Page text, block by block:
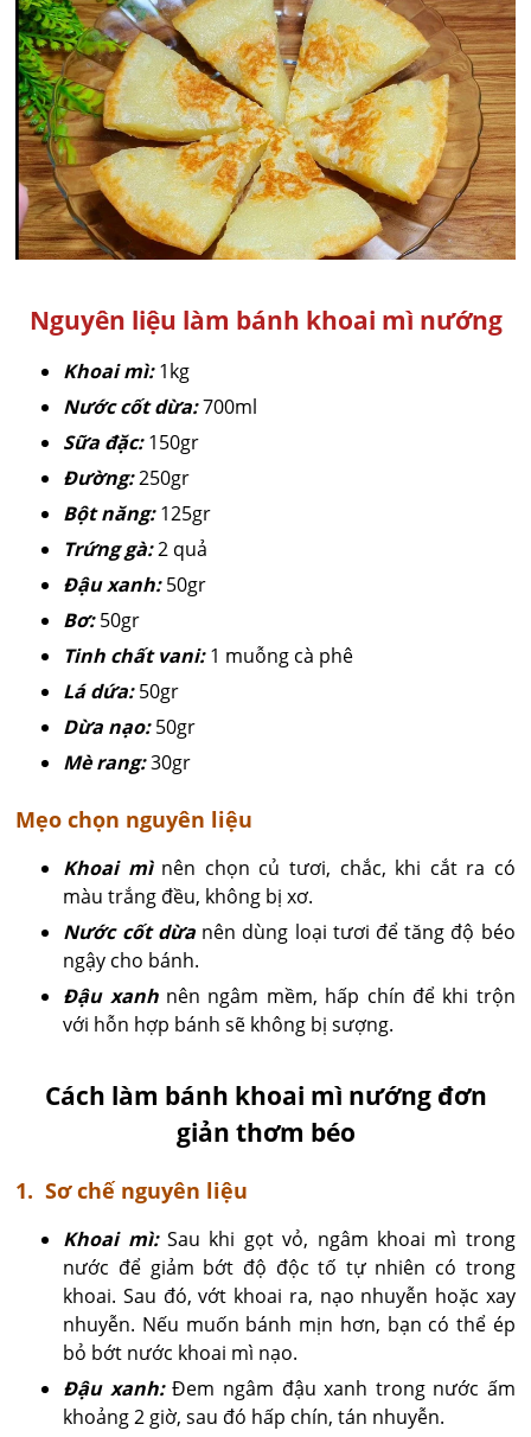
Nguyên liệu làm bánh khoai mì nướng
Khoai mì:1kg
Nước cốt dừa:700ml
Sữa đặc:150gr
Đường:250gr
Bột năng:125gr
Trứng gà:2 quả
Đậu xanh:50gr
Bơ:50gr
Tinh chất vani:1 muỗng cà phê
Lá dứa:50gr
Dừa nạo:50gr
Mè rang:30gr
Mẹo chọn nguyên liệu
Khoai mìnên chọn củ tươi, chắc, khi cắt ra có
màu trắng đều, không bị xơ.
Nước cốt dừanên dùng loại tươi để tăng độ béo
ngậy cho bánh.
Đậu xanhnên ngâm mềm, hấp chín để khi trộn
với hỗn hợp bánh sẽ không bị sượng.
Cách làm bánh khoai mì nướng đơn
giản thơm béo
1. Sơ chế nguyên liệu
Khoai mì:Sau khi gọt vỏ, ngâm khoai mì trong
nước để giảm bớt độ độc tố tự nhiên có trong
khoai. Sau đó, vớt khoai ra, nạo nhuyễn hoặc xay
nhuyễn. Nếu muốn bánh mịn hơn, bạn có thể ép
bỏ bớt nước khoai mì nạo.
Đậu xanh:Đem ngâm đậu xanh trong nước ấm
khoảng 2 giờ, sau đó hấp chín, tán nhuyễn.